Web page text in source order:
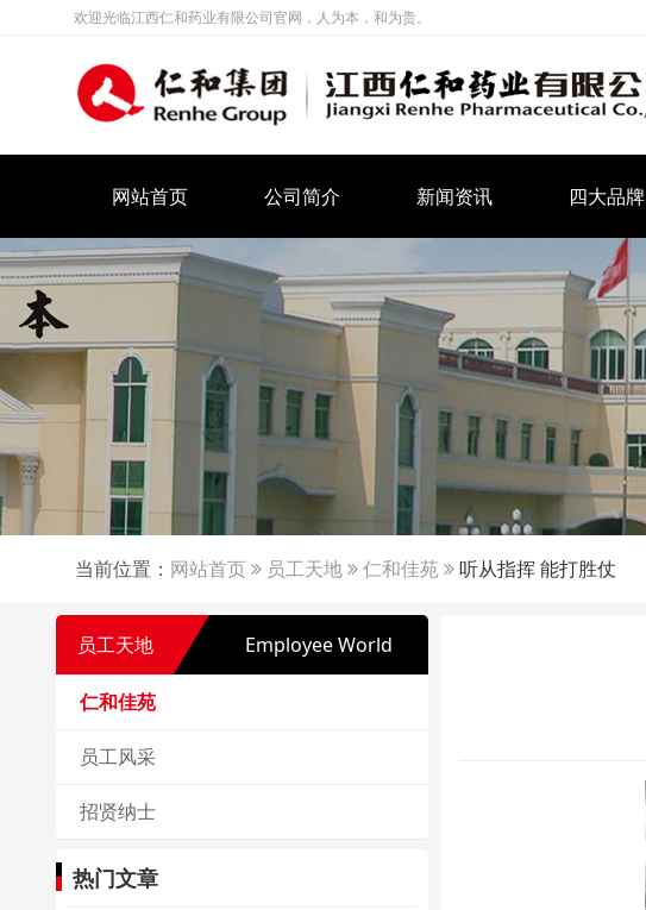
欢迎光临江西仁和药业有限公司官网，人为本，和为贵。
网站首页 公司简介 新闻资讯 四大品牌
当前位置： 网站首页 员工天地 仁和佳苑 听从指挥 能打胜仗
员工天地 Employee World
仁和佳苑
员工风采
招贤纳士
热门文章